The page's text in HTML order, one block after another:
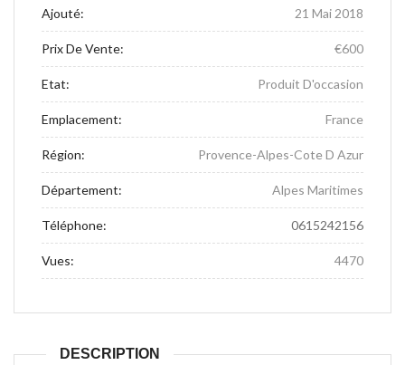
Ajouté: 21 Mai 2018
Prix De Vente: €600
Etat: Produit D'occasion
Emplacement: France
Région: Provence-Alpes-Cote D Azur
Département: Alpes Maritimes
Téléphone: 0615242156
Vues: 4470
DESCRIPTION